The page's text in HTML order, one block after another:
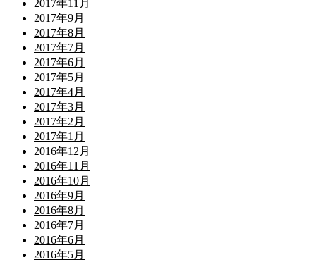
2017年11月
2017年9月
2017年8月
2017年7月
2017年6月
2017年5月
2017年4月
2017年3月
2017年2月
2017年1月
2016年12月
2016年11月
2016年10月
2016年9月
2016年8月
2016年7月
2016年6月
2016年5月